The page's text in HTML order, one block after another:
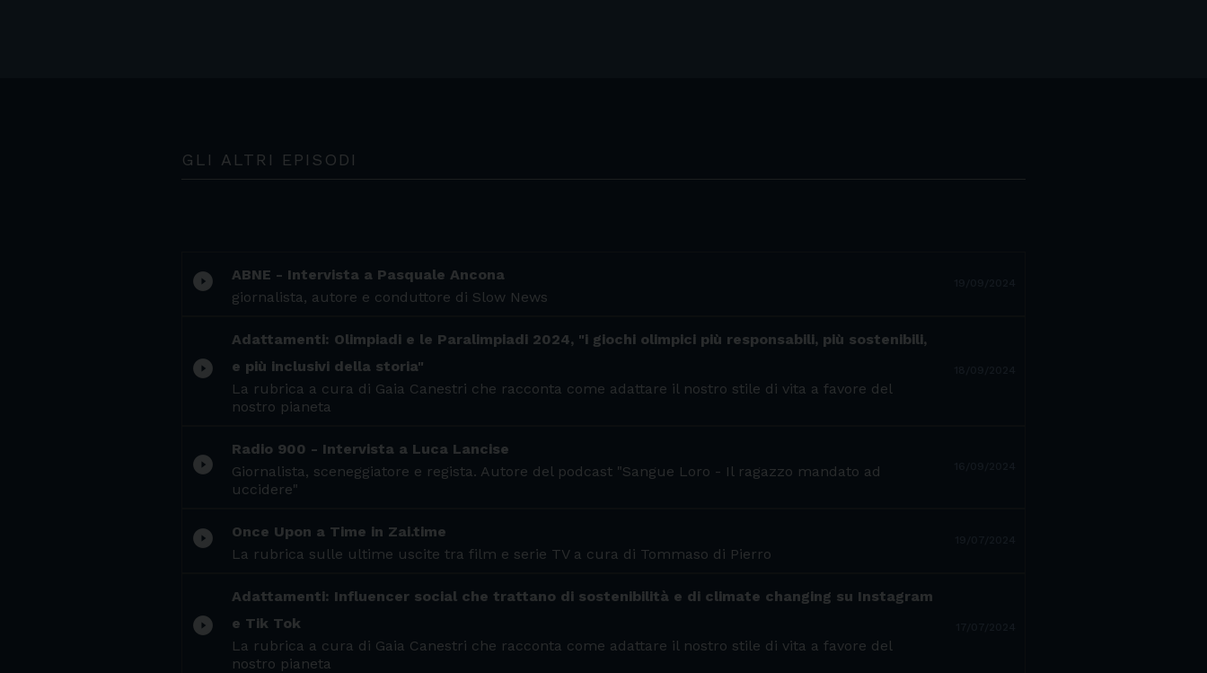
GLI ALTRI EPISODI
play_circle_filled
ABNE - Intervista a Pasquale Ancona
giornalista, autore e conduttore di Slow News
play_circle_filled
Adattamenti: Olimpiadi e le Paralimpiadi 2024, "i giochi olimpici più responsabili, più sostenibili,
e più inclusivi della storia"
La rubrica a cura di Gaia Canestri che racconta come adattare il nostro stile di vita a favore del
nostro pianeta
play_circle_filled
Radio 900 - Intervista a Luca Lancise
Giornalista, sceneggiatore e regista. Autore del podcast "Sangue Loro - Il ragazzo mandato ad
uccidere"
play_circle_filled
Once Upon a Time in Zai.time
La rubrica sulle ultime uscite tra film e serie TV a cura di Tommaso di Pierro
play_circle_filled
Adattamenti: Influencer social che trattano di sostenibilità e di climate changing su Instagram
e Tik Tok
La rubrica a cura di Gaia Canestri che racconta come adattare il nostro stile di vita a favore del
nostro pianeta